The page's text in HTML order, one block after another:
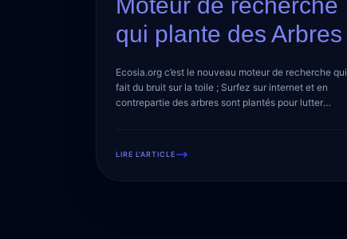
qui plante des Arbres
Ecosia.org c’est le nouveau moteur de recherche qui
fait du bruit sur la toile ; Surfez sur internet et en
contrepartie des arbres sont plantés pour lutter
LIRE L'ARTICLE